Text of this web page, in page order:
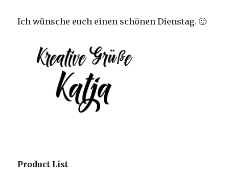
Ich wünsche euch einen schönen Dienstag. 🙂
Product List